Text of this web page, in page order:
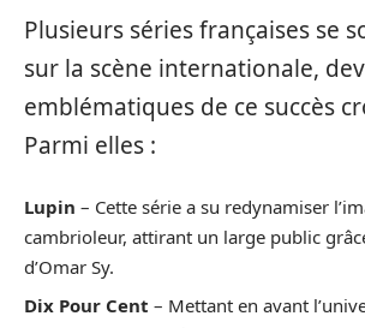
Plusieurs séries françaises se
sur la scène internationale,
emblématiques de ce succès
Parmi elles :
Lupin – Cette série a su redynamiser
cambrioleur, attirant un large public
d’Omar Sy.
Dix Pour Cent – Mettant en avant